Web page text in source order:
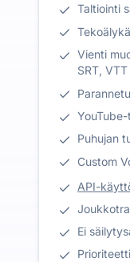
Taltiointi
Vienti
SRT, VTT
Puhujan
Custom
API-
Ei